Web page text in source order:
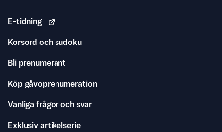
E-tidning
Korsord och sudoku
Bli prenumerant
Köp gåvoprenumeration
Vanliga frågor och svar
Exklusiv artikelserie